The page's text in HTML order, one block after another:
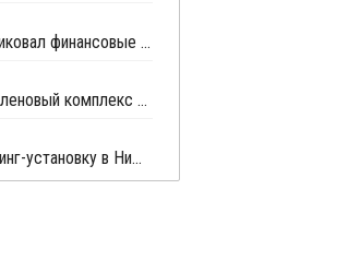
Нижнекамскнефтехим опубликовал финансовые данные за 2024 год
Sinopec запустила новый этиленовый комплекс на севере Китая
СИБУР запустил новую крекинг-установку в Нижнекамске